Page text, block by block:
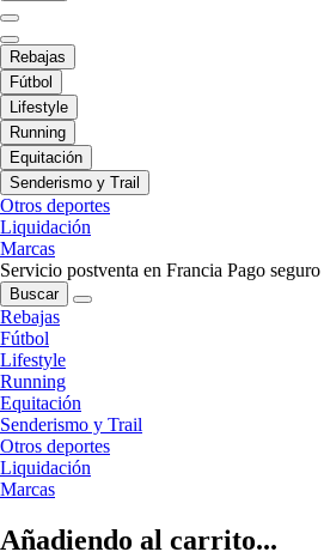
Rebajas
Fútbol
Lifestyle
Running
Equitación
Senderismo y Trail
Otros deportes
Liquidación
Marcas
Servicio postventa en Francia Pago seguro
Buscar
Rebajas
Fútbol
Lifestyle
Running
Equitación
Senderismo y Trail
Otros deportes
Liquidación
Marcas
Añadiendo al carrito...